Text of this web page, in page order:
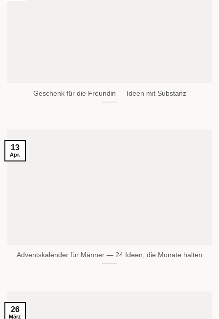
Geschenk für die Freundin — Ideen mit Substanz
Adventskalender für Männer — 24 Ideen, die Monate halten
13
Apr.
26
März